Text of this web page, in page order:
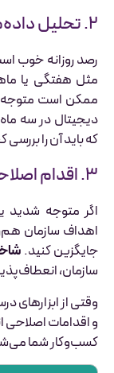
۲. تحلیل داده‌ها و بررسی روندها
رصد روزانه خوب
مثل هفتگی یا
ممکن است متوجه
دیجیتال در سه
که باید آن را بررسی
۳. اقدام اصلاحی و به‌روزرسانی شاخص‌ها
اهداف سازمان
جایگزین کنید.
سازمان،
وقتی از ابزارهای
کسب‌وکار شما